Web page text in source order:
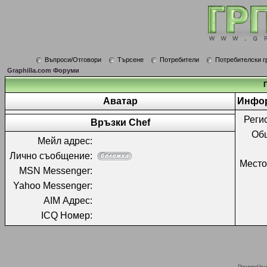
Въпроси/Отговори Търсене Потребители
Потребителски
Graphilla.com Форуми
Аватар
Връзки Chef
Мейл адрес:
Лично съобщение:
MSN Messenger:
Yahoo Messenger:
AIM Адрес:
ICQ Номер: